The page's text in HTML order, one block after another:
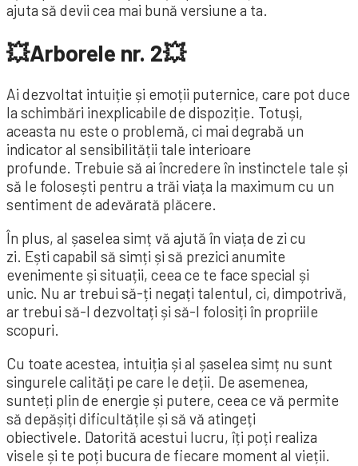
ajuta să devii cea mai bună versiune a ta.
💥Arborele nr. 2💥
Ai dezvoltat intuiție și emoții puternice, care pot duce
la schimbări inexplicabile de dispoziție. Totuși,
aceasta nu este o problemă, ci mai degrabă un
indicator al sensibilității tale interioare
profunde. Trebuie să ai încredere în instinctele tale și
să le folosești pentru a trăi viața la maximum cu un
sentiment de adevărată plăcere.
În plus, al șaselea simț vă ajută în viața de zi cu
zi. Ești capabil să simți și să prezici anumite
evenimente și situații, ceea ce te face special și
unic. Nu ar trebui să-ți negați talentul, ci, dimpotrivă,
ar trebui să-l dezvoltați și să-l folosiți în propriile
scopuri.
Cu toate acestea, intuiția și al șaselea simț nu sunt
singurele calități pe care le deții. De asemenea,
sunteți plin de energie și putere, ceea ce vă permite
să depășiți dificultățile și să vă atingeți
obiectivele. Datorită acestui lucru, îți poți realiza
visele și te poți bucura de fiecare moment al vieții.